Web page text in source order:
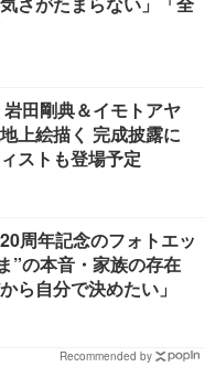
岩田剛典＆イモトアヤ
上絵描く 完成披露に
ストも登場予定
周年記念のフォトエッ
”の本音・家族の存在
ら自分で決めたい」
Recommended by